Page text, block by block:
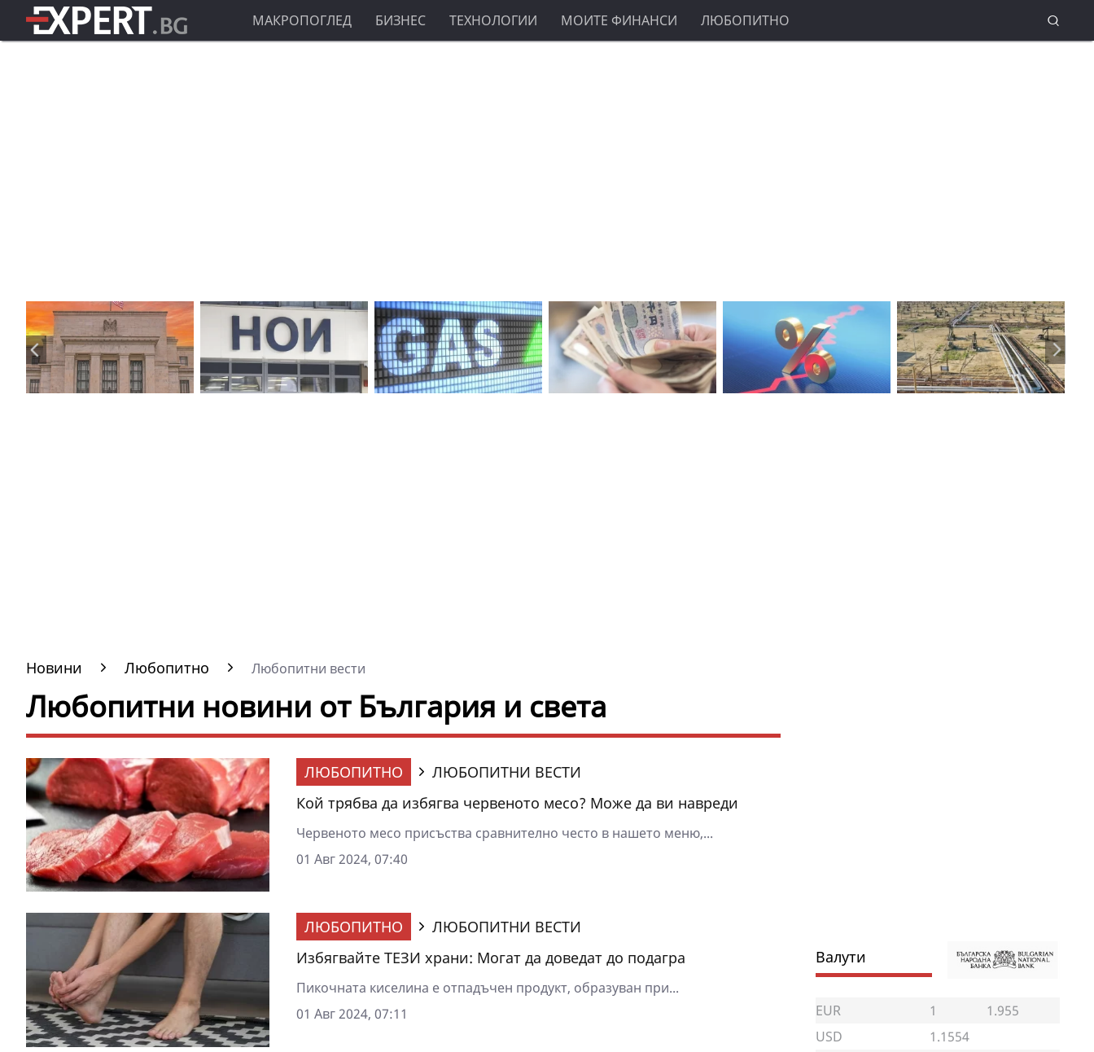
МАКРОПОГЛЕД БИЗНЕС ТЕХНОЛОГИИ МОИТЕ ФИНАНСИ ЛЮБОПИТНО
Новини Любопитно Любопитни вести
Любопитни новини от България и света
ЛЮБОПИТНО
ЛЮБОПИТНИ ВЕСТИ
Кой трябва да избягва червеното месо? Може да ви навреди
Червеното месо присъства сравнително често в нашето меню,...
01 Авг 2024, 07:40
ЛЮБОПИТНО
ЛЮБОПИТНИ ВЕСТИ
Избягвайте ТЕЗИ храни: Могат да доведат до подагра
Пикочната киселина е отпадъчен продукт, образуван при...
01 Авг 2024, 07:11
Валути
EUR 1
1.955
USD
1.1554